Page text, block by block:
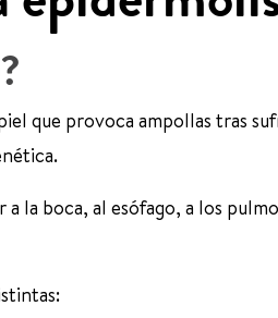
que provoca ampollas tras
la boca, al esófago, a los